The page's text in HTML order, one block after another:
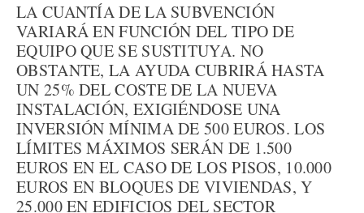
LA CUANTÍA DE LA SUBVENCIÓN
VARIARÁ EN FUNCIÓN DEL TIPO DE
EQUIPO QUE SE SUSTITUYA. NO
OBSTANTE, LA AYUDA CUBRIRÁ HASTA
UN 25% DEL COSTE DE LA NUEVA
INSTALACIÓN, EXIGIÉNDOSE UNA
INVERSIÓN MÍNIMA DE 500 EUROS. LOS
LÍMITES MÁXIMOS SERÁN DE 1.500
EUROS EN EL CASO DE LOS PISOS, 10.000
EUROS EN BLOQUES DE VIVIENDAS, Y
25.000 EN EDIFICIOS DEL SECTOR